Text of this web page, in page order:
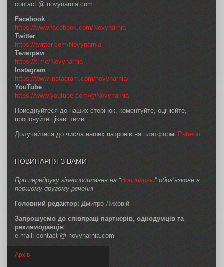
contact @ novynarnia.com
Facebook
https://www.facebook.com/Novynarnia
Twitter
https://twitter.com/Novynarnia
Телеграм
https://t.me/Novynarnia
Instagram
https://www.instagram.com/novynarnia/
YouTube
https://www.youtube.com/@Novynarnia
Приєднуйтеся до наших сторінок, коментуйте, оцінюйте,
пропонуйте цікаві теми.
Долучайтеся до числа наших патронів на платформі Patreon
НОВИНАРНЯ З ВАМИ
При передруку гіперпосилання на “Новинарню” обов’язкове в
першому-другому реченні
Головний редактор: Дмитро Лиховій
Запрошуємо до співпраці партнерів, однодумців та
рекламодавців
e-mail: contact @ novynarnia.com
Архів